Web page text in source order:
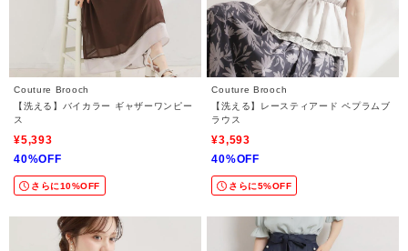
Couture Brooch
【洗える】バイカラー ギャザーワンピー
ス
¥5,393
40%OFF
さらに10%OFF
Couture Brooch
【洗える】レースティアード ペプラムブ
ラウス
¥3,593
40%OFF
さらに5%OFF